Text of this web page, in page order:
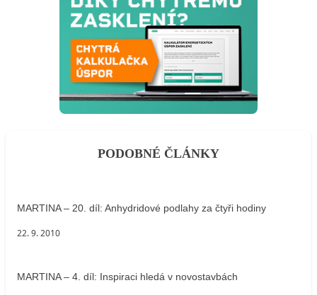
PODOBNÉ ČLÁNKY
MARTINA – 20. díl: Anhydridové podlahy za čtyři hodiny
22. 9. 2010
MARTINA – 4. díl: Inspiraci hledá v novostavbách